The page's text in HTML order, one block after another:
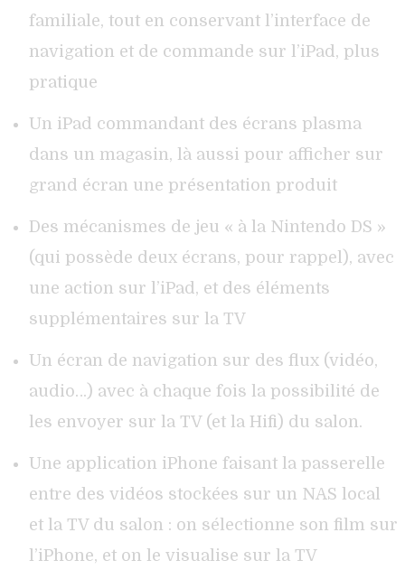
familiale, tout en conservant l’interface de
navigation et de commande sur l’iPad, plus
pratique
Un iPad commandant des écrans plasma
dans un magasin, là aussi pour afficher sur
grand écran une présentation produit
Des mécanismes de jeu « à la Nintendo DS »
(qui possède deux écrans, pour rappel), avec
une action sur l’iPad, et des éléments
supplémentaires sur la TV
Un écran de navigation sur des flux (vidéo,
audio…) avec à chaque fois la possibilité de
les envoyer sur la TV (et la Hifi) du salon.
Une application iPhone faisant la passerelle
entre des vidéos stockées sur un NAS local
et la TV du salon : on sélectionne son film sur
l’iPhone, et on le visualise sur la TV